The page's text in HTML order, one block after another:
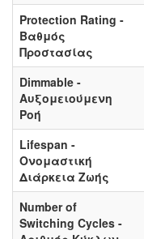
Protection Rating -
Βαθμός
Προστασίας
Dimmable -
Αυξομειούμενη
Ροή
Lifespan -
Ονομαστική
Διάρκεια Ζωής
Number of
Switching Cycles -